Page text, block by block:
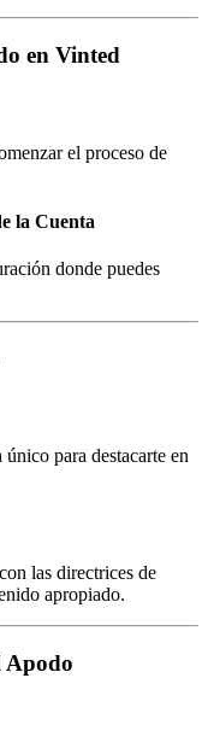
en Vinted
el proceso de
la Cuenta
donde puedes
para destacarte en
las directrices de
apropiado.
Apodo